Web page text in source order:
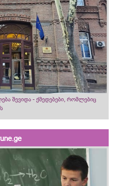
შევიდა - ქმედებები, რომლებიც